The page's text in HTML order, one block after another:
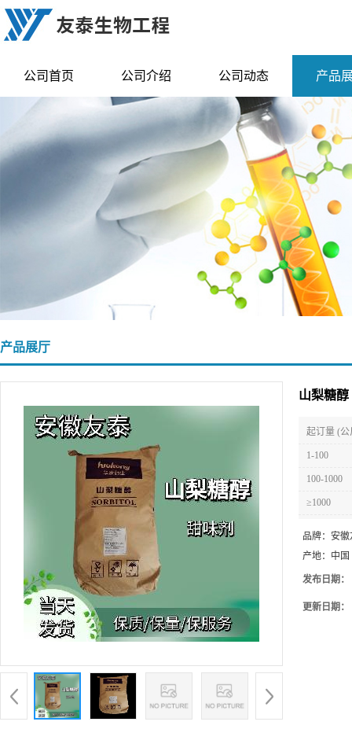
公司首页 公司介绍 公司动态 产品
产品展厅
山梨糖
起订量 (公
1-100
100-1000
≥1000
品牌： 安徽
产地： 中国
发布日期：
更新日期：